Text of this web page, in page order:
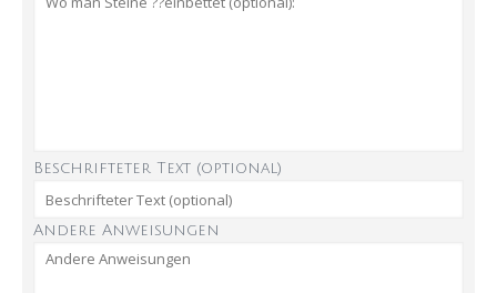
Beschrifteter Text (optional)
Andere Anweisungen